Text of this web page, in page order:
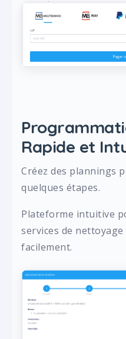
Rapide et
Créez des plannings
quelques étapes.
Plateforme intuitive
services de
facilement.